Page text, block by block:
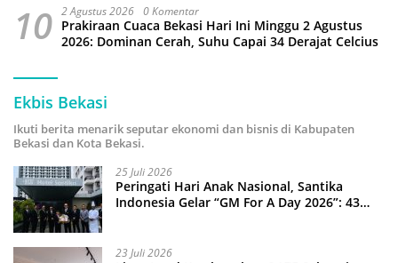
10 2 Agustus 2026 0 Komentar
Prakiraan Cuaca Bekasi Hari Ini Minggu 2 Agustus
2026: Dominan Cerah, Suhu Capai 34 Derajat Celcius
Ekbis Bekasi
Ikuti berita menarik seputar ekonomi dan bisnis di Kabupaten
Bekasi dan Kota Bekasi.
25 Juli 2026
Peringati Hari Anak Nasional, Santika
Indonesia Gelar “GM For A Day 2026”: 43
23 Juli 2026